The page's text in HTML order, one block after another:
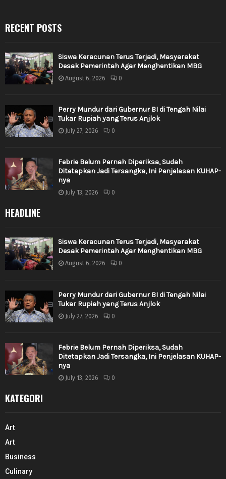
RECENT POSTS
Siswa Keracunan Terus Terjadi, Masyarakat
Desak Pemerintah Agar Menghentikan MBG
August 6, 2026 0
Perry Mundur dari Gubernur BI di Tengah Nilai
Tukar Rupiah yang Terus Anjlok
July 27, 2026 0
Febrie Belum Pernah Diperiksa, Sudah
Ditetapkan Jadi Tersangka, Ini Penjelasan KUHAP-
nya
July 13, 2026 0
HEADLINE
Siswa Keracunan Terus Terjadi, Masyarakat
Desak Pemerintah Agar Menghentikan MBG
August 6, 2026 0
Perry Mundur dari Gubernur BI di Tengah Nilai
Tukar Rupiah yang Terus Anjlok
July 27, 2026 0
Febrie Belum Pernah Diperiksa, Sudah
Ditetapkan Jadi Tersangka, Ini Penjelasan KUHAP-
nya
July 13, 2026 0
KATEGORI
Art
Art
Business
Culinary